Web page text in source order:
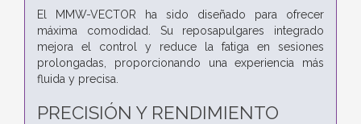
El MMW-VECTOR ha sido diseñado para ofrecer
máxima comodidad. Su reposapulgares integrado
mejora el control y reduce la fatiga en sesiones
prolongadas, proporcionando una experiencia más
fluida y precisa.
PRECISIÓN Y RENDIMIENTO